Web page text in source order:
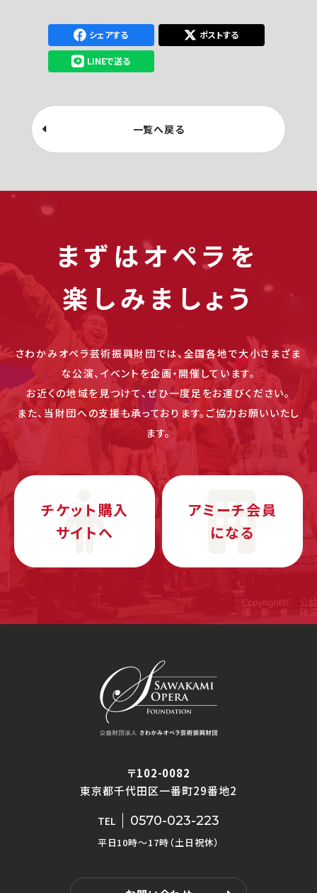
シェアする ポストする
LINEで送る
一覧へ戻る
まずはオペラを
楽しみましょう
さわかみオペラ芸術振興財団では、全国各地で大小さまざま
な公演、イベントを企画・開催しています。
お近くの地域を見つけて、ぜひ一度足をお運びください。
また、当財団への支援も承っております。ご協力お願いいたし
ます。
チケット購入
サイトへ
アミーチ会員
になる
〒102-0082
東京都千代田区一番町29番地2
TEL 0570-023-223
平日10時〜17時（土日祝休）